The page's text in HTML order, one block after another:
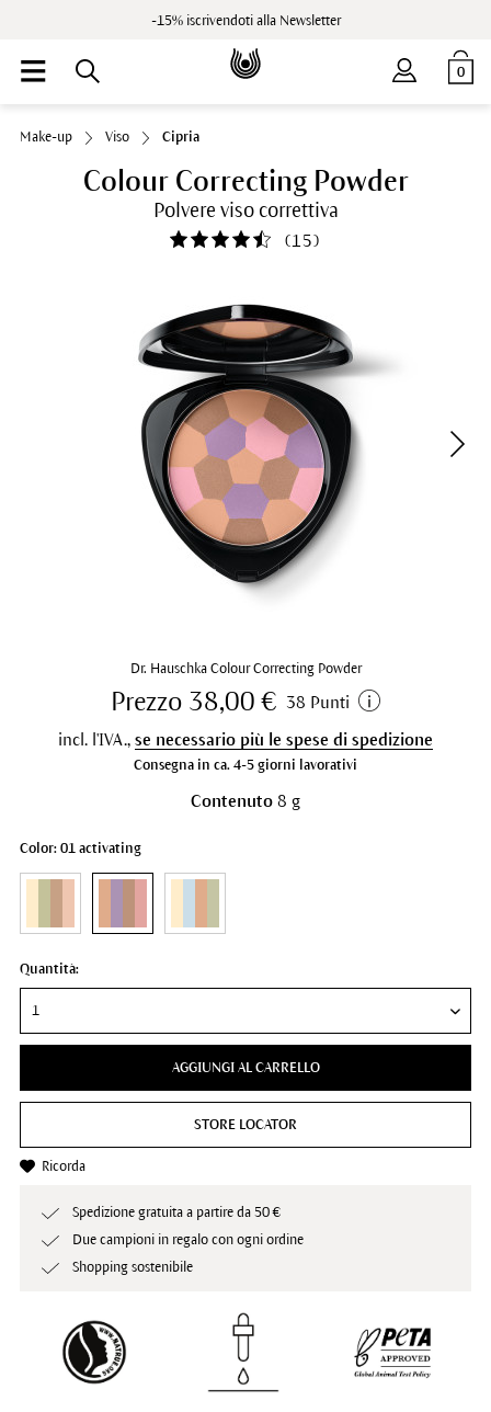
-15% iscrivendoti alla Newsletter
0
Make-up Viso Cipria
Colour Correcting Powder
Polvere viso correttiva
(15)
Dr. Hauschka Colour Correcting Powder
Prezzo 38,00 € 38 Punti
incl. l'IVA., se necessario più le spese di spedizione
Consegna in ca. 4-5 giorni lavorativi
Contenuto 8 g
Color: 01 activating
Quantità:
AGGIUNGI AL CARRELLO
STORE LOCATOR
Ricorda
Spedizione gratuita a partire da 50 €
Due campioni in regalo con ogni ordine
Shopping sostenibile